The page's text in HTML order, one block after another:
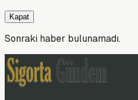
Kapat
Sonraki haber bulunamadı.